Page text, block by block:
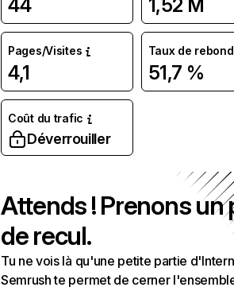
44 1,52 M
Pages/Visites
4,1
Taux de rebond
51,7 %
Coût du trafic
Déverrouiller
Attends ! Prenons un
de recul.
Tu ne vois là qu'une petite partie
Semrush te permet de cerner